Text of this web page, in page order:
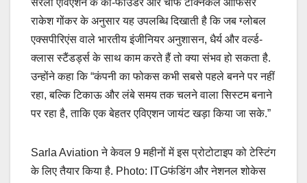
सरला एविएशन के को-फाउंडर और चीफ टेक्निकल ऑफिसर
राकेश गोंकर के अनुसार यह उपलब्धि दिखाती है कि जब ग्लोबल
एक्सपीरिएंस वाले भारतीय इंजीनियर अनुशासन, धैर्य और वर्ल्ड-
क्लास स्टैंडर्ड्स के साथ काम करते हैं तो क्या संभव हो सकता है.
उन्होंने कहा कि “कंपनी का फोकस कभी सबसे पहले बनने पर नहीं
रहा, बल्कि टिकाऊ और लंबे समय तक चलने वाला सिस्टम बनाने
पर रहा है, ताकि एक बेहतर एविएशन जायंट खड़ा किया जा सके.”
Sarla Aviation ने केवल 9 महीनों में इस प्रोटोटाइप को टेस्टिंग
के लिए तैयार किया है. Photo: ITGफंडिंग और नेशनल शोकेस